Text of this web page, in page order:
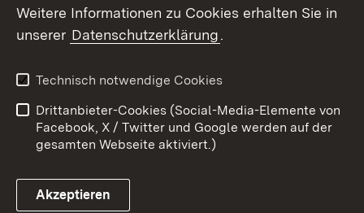
Link zum Landesportal
Kontakt
Datenschutz
Barrierefreiheit
Impressum
Cookies
Weitere Informationen zu Cookies erhalten Sie in
unserer Datenschutzerklärung.
Technisch notwendige Cookies
Drittanbieter-Cookies (Social-Media-Elemente von
Facebook, X / Twitter und Google werden auf der
gesamten Webseite aktiviert.)
Akzeptieren